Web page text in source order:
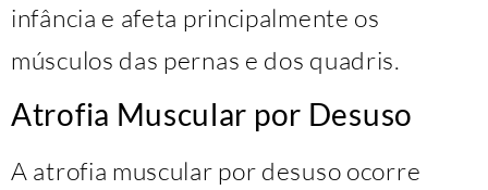
infância e afeta principalmente os
músculos das pernas e dos quadris.
Atrofia Muscular por Desuso
A atrofia muscular por desuso ocorre